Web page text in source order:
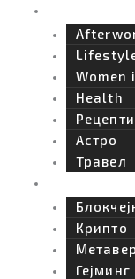
Women
Health
Рецепти
Астро
Травел
Крипто
Гејминг